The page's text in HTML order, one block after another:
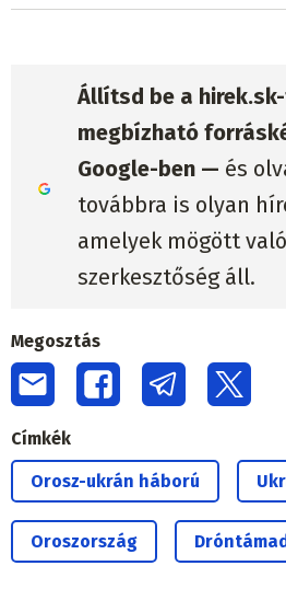
Állítsd be a
megbízható
Google-ben — és
továbbra is olyan
amelyek mögött
szerkesztőség áll.
Megosztás
Címkék
Orosz-ukrán háború
Oroszország